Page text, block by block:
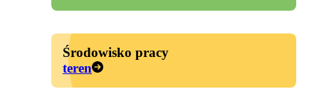
Środowisko pracy
teren